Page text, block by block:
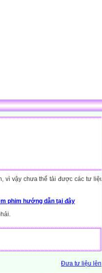
vì vậy chưa thể tải được các tư liệu
phim hướng dẫn tại đây
Đưa tư liệu lên